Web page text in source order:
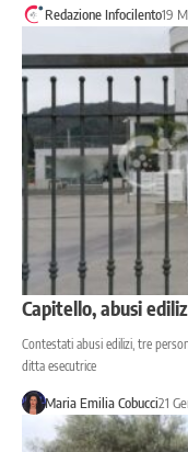
Redazione Infocilento19
Capitello, abusi
Contestati abusi edilizi, tre
ditta esecutrice
Maria Emilia Cobucci21